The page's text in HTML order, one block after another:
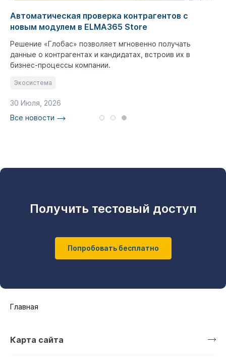
Автоматическая проверка контрагентов с
новым модулем в ELMA365 Store
Решение «Глобас» позволяет мгновенно получать
данные о контрагентах и кандидатах, встроив их в
бизнес-процессы компании.
Экосистема
30 Июля, 2026
Все новости
Получить тестовый доступ
Попробовать бесплатно
Главная
Карта сайта